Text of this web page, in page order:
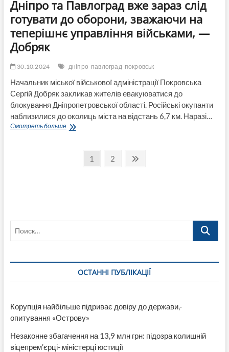
Дніпро та Павлоград вже зараз слід
готувати до оборони, зважаючи на
теперішнє управління військами, —
Добряк
30.10.2024 дніпро павлоград покровськ
Начальник міської військової адміністрації Покровська
Сергій Добряк закликав жителів евакуюватися до
блокування Дніпропетровської області. Російські окупанти
наблизилися до околиць міста на відстань 6,7 км. Наразі…
Смотреть большеДніпро
Добряк
Страница
1 Страница
2
Поиск…
ОСТАННІ ПУБЛІКАЦІЇ
Корупція найбільше підриває довіру до держави,-
опитування «Острову»
Незаконне збагачення на 13,9 млн грн: підозра колишній
віцепрем’єрці- міністерці юстиції